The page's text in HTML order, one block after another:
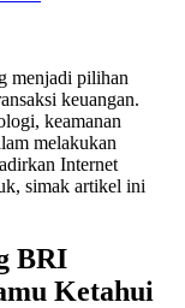
menjadi pilihan
keuangan.
keamanan
melakukan
Internet
simak artikel ini
BRI
Ketahui